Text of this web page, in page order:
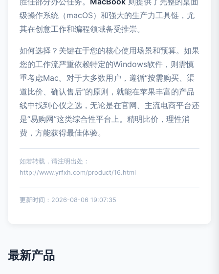
级操作系统（macOS）和强大的生产力工具链，尤
其在创意工作和编程领域备受推崇。
如何选择？关键在于您的核心使用场景和预算。如果
您的工作流严重依赖特定的Windows软件，则需慎
重考虑Mac。对于大多数用户，遵循“按需购买、渠
道比价、确认售后”的原则，就能在苹果丰富的产品
线中找到心仪之选，无论是在官网、主流电商平台还
是“易购网”这类综合性平台上。精明比价，理性消
费，方能获得最佳体验。
如若转载，请注明出处：
http://www.yrfxh.com/product/16.html
更新时间：2026-08-06 19:07:35
最新产品